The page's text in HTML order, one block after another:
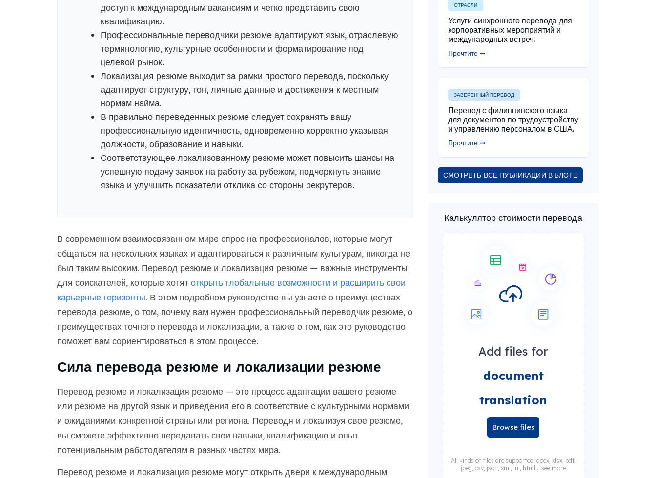
доступ к международным вакансиям и четко представить свою
квалификацию.
Профессиональные переводчики резюме адаптируют язык, отраслевую
терминологию, культурные особенности и форматирование под
целевой рынок.
Локализация резюме выходит за рамки простого перевода, поскольку
адаптирует структуру, тон, личные данные и достижения к местным
нормам найма.
В правильно переведенных резюме следует сохранять вашу
профессиональную идентичность, одновременно корректно указывая
должности, образование и навыки.
Соответствующее локализованному резюме может повысить шансы на
успешную подачу заявок на работу за рубежом, подчеркнуть знание
языка и улучшить показатели отклика со стороны рекрутеров.
В современном взаимосвязанном мире спрос на профессионалов, которые могут
общаться на нескольких языках и адаптироваться к различным культурам, никогда не
был таким высоким. Перевод резюме и локализация резюме — важные инструменты
для соискателей, которые хотят открыть глобальные возможности и расширить свои
карьерные горизонты. В этом подробном руководстве вы узнаете о преимуществах
перевода резюме, о том, почему вам нужен профессиональный переводчик резюме, о
преимуществах точного перевода и локализации, а также о том, как это руководство
поможет вам сориентироваться в этом процессе.
Сила перевода резюме и локализации резюме
Перевод резюме и локализация резюме — это процесс адаптации вашего резюме
или резюме на другой язык и приведения его в соответствие с культурными нормами
и ожиданиями конкретной страны или региона. Переводя и локализуя свое резюме,
вы сможете эффективно передавать свои навыки, квалификацию и опыт
потенциальным работодателям в разных частях мира.
Перевод резюме и локализация резюме могут открыть двери к международным
ОТРАСЛИ
Услуги синхронного перевода для
корпоративных мероприятий и
международных встреч.
Прочтите ➞
ЗАВЕРЕННЫЙ ПЕРЕВОД
Перевод с филиппинского языка
для документов по трудоустройству
и управлению персоналом в США.
Прочтите ➞
СМОТРЕТЬ ВСЕ ПУБЛИКАЦИИ В БЛОГЕ
Калькулятор стоимости перевода
Add files for
document
translation
Browse files
All kinds of files are supported: docx, xlsx, pdf,
jpeg, csv, json, xml, ini, html... see more